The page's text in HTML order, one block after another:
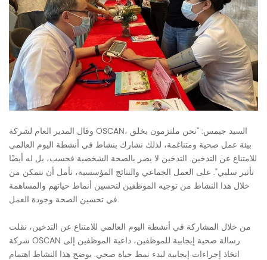
وقال المدير العام لشركة OSCAN، السيد جيمس: "نحن ملتزمون بخلق
بيئة عمل صحية ومتناغمة، لذلك نشارك بنشاط في أنشطة اليوم العالمي
للامتناع عن التدخين. التدخين لا يضر بالصحة الشخصية فحسب، بل له أيضًا
تأثير سلبي". على العمل الجماعي والنتائج المؤسسية، نأمل أن نتمكن من
خلال هذا النشاط من توجيه الموظفين لتحسين أنماط حياتهم والمساهمة
في تحسين الصحة وجودة العمل.
من خلال المشاركة في أنشطة اليوم العالمي للامتناع عن التدخين، نقلت
شركة OSCAN رسالة صحية إيجابية للموظفين، داعية الموظفين إلى
اتخاذ إجراءات إيجابية لبدء نمط حياة صحي. يوضح هذا النشاط اهتمام